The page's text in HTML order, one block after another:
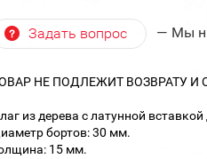
Задать вопрос — Мы
НЕ ПОДЛЕЖИТ ВОЗВРАТУ
из дерева с латунной
бортов: 30 мм.
15 мм.